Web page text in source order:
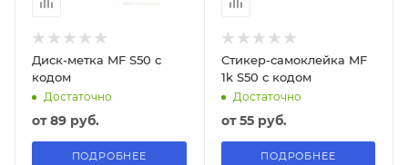
Диск-метка MF S50 с
кодом
Достаточно
от89 руб.
ПОДРОБНЕЕ
Стикер-самоклейка MF
1k S50 с кодом
Достаточно
от55 руб.
ПОДРОБНЕЕ